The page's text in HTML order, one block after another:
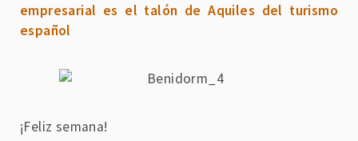
empresarial es el talón de Aquiles del turismo
español
¡Feliz semana!